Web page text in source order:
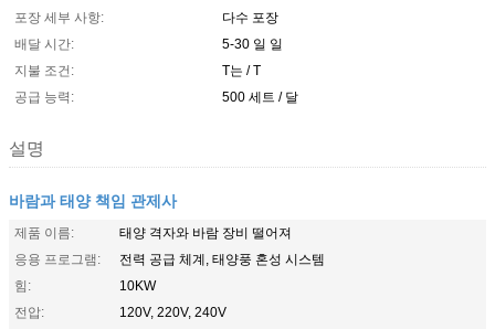
포장 세부 사항:
다수 포장
배달 시간:
5-30 일 일
지불 조건:
T는 / T
공급 능력:
500 세트 / 달
설명
바람과 태양 책임 관제사
제품 이름:
태양 격자와 바람 장비 떨어져
응용 프로그램:
전력 공급 체계, 태양풍 혼성 시스템
힘:
10KW
전압:
120V, 220V, 240V